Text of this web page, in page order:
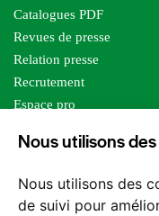
Nous utilisons
Nous utilisons des
de suivi pour
Catalogues PDF
Revues de presse
Relation presse
Recrutement
Espace pro
Foreign rights